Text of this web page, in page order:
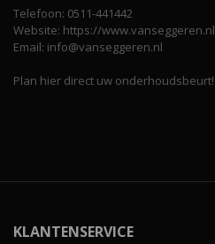
Telefoon: 0511-441442
Website: https://www.vanseggeren.nl
Email: info@vanseggeren.nl
Plan hier direct uw onderhoudsbeurt!
KLANTENSERVICE